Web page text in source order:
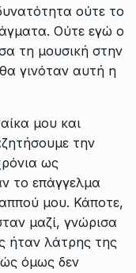
ούτε το
Ούτε εγώ ο
τη μουσική στην
γινόταν αυτή η
μου και
την
ως
το επάγγελμα
μου. Κάποτε,
μαζί, γνώρισα
ήταν λάτρης της
όμως δεν